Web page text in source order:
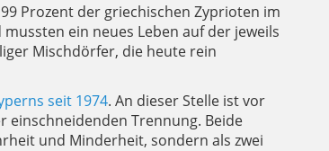
Prozent der griechischen Zyprioten im
ein neues Leben auf der jeweils
Mischdörfer, die heute rein
seit 1974. An dieser Stelle ist vor
einschneidenden Trennung. Beide
und Minderheit, sondern als zwei